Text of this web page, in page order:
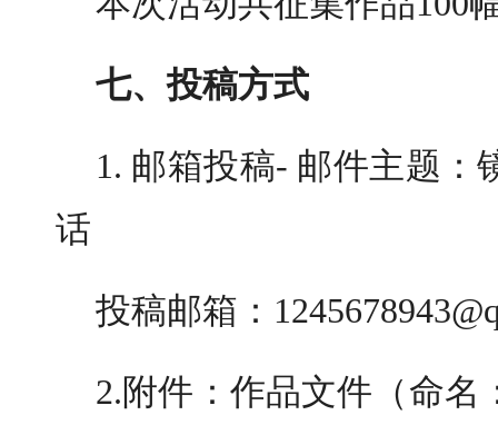
七、投稿方式
1. 邮箱投稿- 邮件主题：
话
投稿邮箱：
2.附件：作品文件（命名